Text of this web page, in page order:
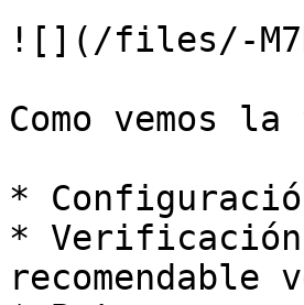
![](/files/-
Como vemos
*
*